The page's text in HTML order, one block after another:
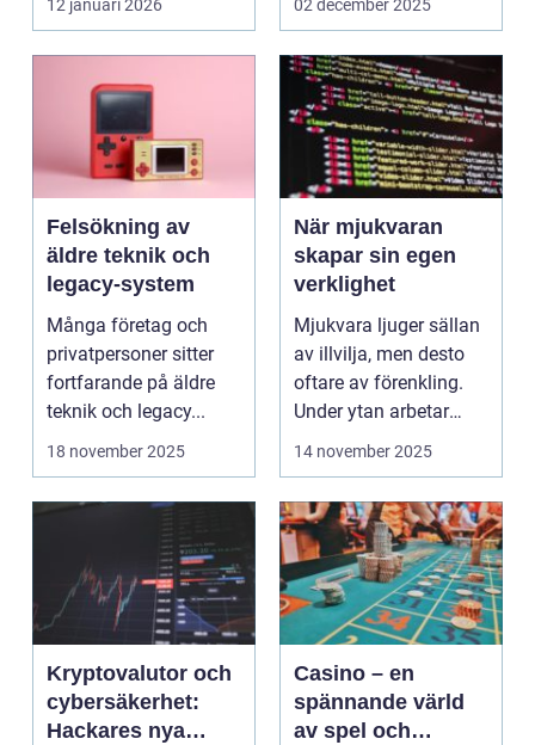
12 januari 2026 02 december 2025
Felsökning av
äldre teknik och
legacy-system
Många företag och
privatpersoner sitter
fortfarande på äldre
teknik och legacy...
18 november 2025
När mjukvaran
skapar sin egen
verklighet
Mjukvara ljuger sällan
av illvilja, men desto
oftare av förenkling.
Under ytan arbetar
pro...
14 november 2025
Kryptovalutor och
cybersäkerhet:
Hackares nya
Casino – en
spännande värld
av spel och